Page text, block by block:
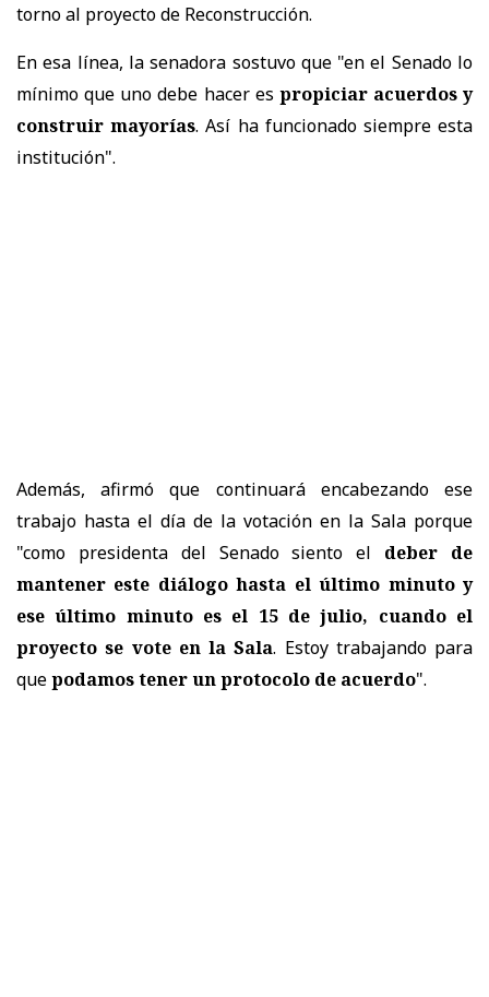
torno al proyecto de Reconstrucción.
En esa línea, la senadora sostuvo que "en el Senado lo
mínimo que uno debe hacer es propiciar acuerdos y
construir mayorías. Así ha funcionado siempre esta
institución".
Además, afirmó que continuará encabezando ese
trabajo hasta el día de la votación en la Sala porque
"como presidenta del Senado siento el deber de
mantener este diálogo hasta el último minuto y
ese último minuto es el 15 de julio, cuando el
proyecto se vote en la Sala. Estoy trabajando para
quepodamos tener un protocolo de acuerdo".